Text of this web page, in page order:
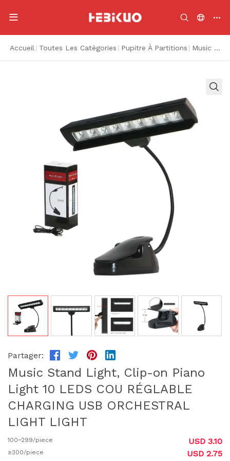
Accueil Toutes Les Catégories Pupitre À Partitions Music Stand Light, Clip-on Piano Light 10 LEDS COU RÉGLABLE CHARGING USB ORCHESTRAL LIGHT LIGHT
Partager:
Music Stand Light, Clip-on Piano
Light 10 LEDS COU RÉGLABLE
CHARGING USB ORCHESTRAL
LIGHT LIGHT
100~299/piece USD 3.10
≥300/piece USD 2.75